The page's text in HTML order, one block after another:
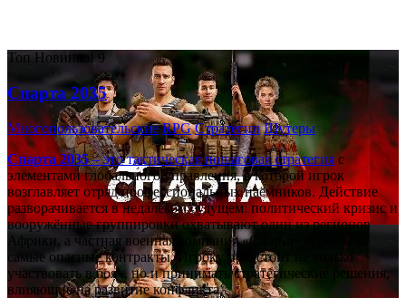
Топ Новинка! 9
Спарта 2035
Многопользовательские RPG Стратегии Шутеры
Спарта 2035– это тактическаяпошаговая стратегияс
элементами глобального управления, в которой игрок
возглавляет отряд профессиональных наёмников. Действие
разворачивается в недалёком будущем: политический кризис и
вооружённые группировки охватывают один из регионов
Африки, а частная военная компания «Спарта» берётся за
самые опасные контракты. Игроку предстоит не только
участвовать в боях, но и принимать стратегические решения,
влияющие на развитие конфликта.